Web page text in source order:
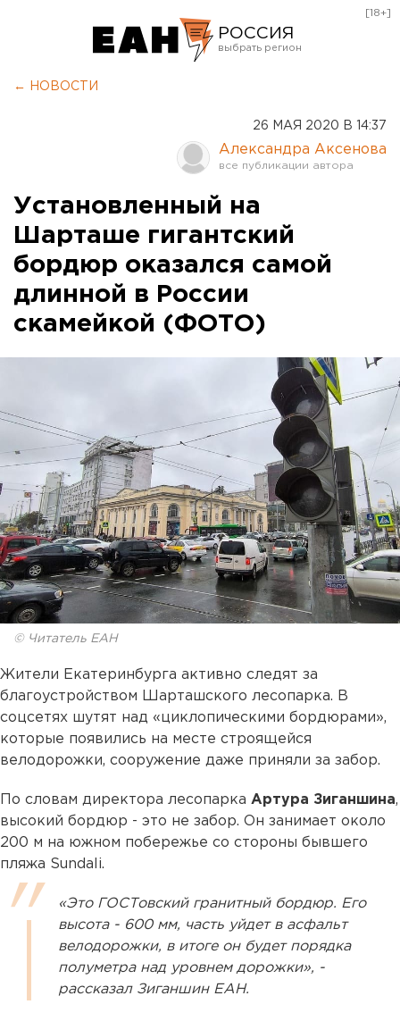
РОССИЯ
Оренбург
[18+]
← НОВОСТИ
26 МАЯ 2020 В 14:37
Александра Аксенова
Установленный на
Шарташе гигантский
бордюр оказался самой
длинной в России
скамейкой (ФОТО)
© Читатель ЕАН
Жители Екатеринбурга активно следят за
благоустройством Шарташского лесопарка. В
соцсетях шутят над «циклопическими бордюрами»,
которые появились на месте строящейся
велодорожки, сооружение даже приняли за забор.
По словам директора лесопарка Артура Зиганшина,
высокий бордюр - это не забор. Он занимает около
200 м на южном побережье со стороны бывшего
пляжа Sundali.
«Это ГОСТовский гранитный бордюр. Его
высота - 600 мм, часть уйдет в асфальт
велодорожки, в итоге он будет порядка
полуметра над уровнем дорожки», -
рассказал Зиганшин ЕАН.